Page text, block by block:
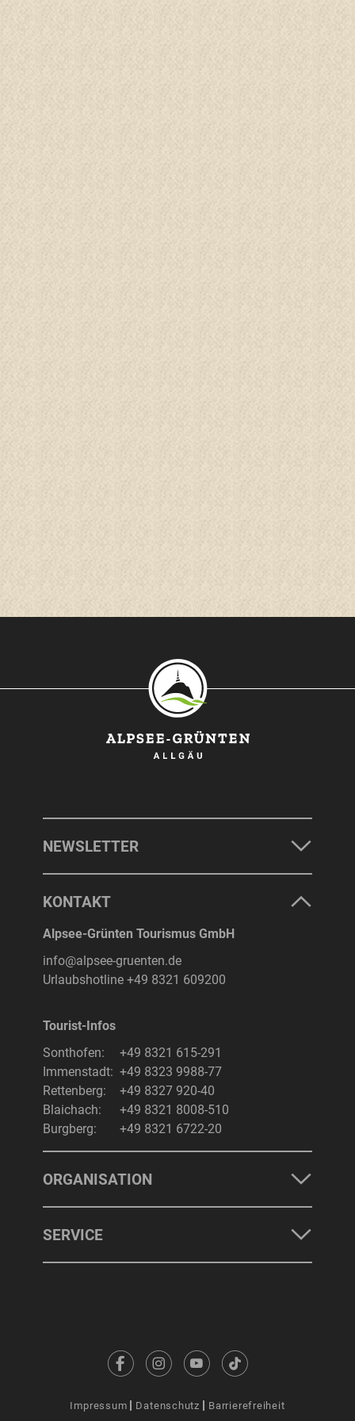
NEWSLETTER
KONTAKT
Alpsee-Grünten Tourismus GmbH
info@alpsee-gruenten.de
Urlaubshotline +49 8321 609200
Tourist-Infos
Sonthofen:
+49 8321 615-291
Immenstadt: +49 8323 9988-77
Rettenberg:
+49 8327 920-40
Blaichach:
+49 8321 8008-510
Burgberg:
+49 8321 6722-20
ORGANISATION
SERVICE
Impressum Datenschutz Barrierefreiheit